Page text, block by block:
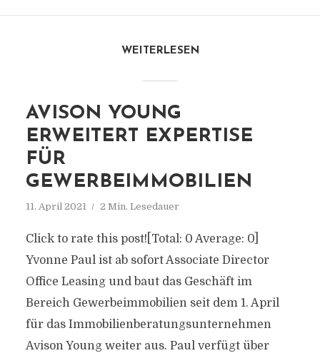
WEITERLESEN
AVISON YOUNG
ERWEITERT EXPERTISE
FÜR
GEWERBEIMMOBILIEN
11. April 2021 2 Min. Lesedauer
Click to rate this post![Total: 0 Average: 0]
Yvonne Paul ist ab sofort Associate Director
Office Leasing und baut das Geschäft im
Bereich Gewerbeimmobilien seit dem 1. April
für das Immobilienberatungsunternehmen
Avison Young weiter aus. Paul verfügt über